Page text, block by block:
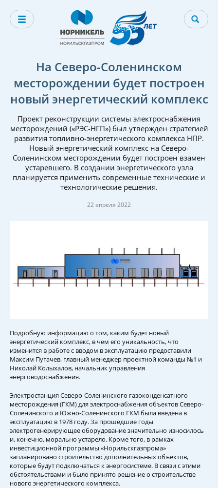
На Северо-Соленинском
месторождении будет построен
новый энергетический комплекс
Проект реконструкции системы электроснабжения
месторождений («РЭС-НГП») был утвержден стратегией
развития топливно-энергетического комплекса НПР.
Новый энергетический комплекс на Северо-
Соленинском месторождении будет построен взамен
устаревшего. В создании энергетического узла
планируется применить современные технические и
технологические решения.
22 апреля 2022
Подробную информацию о том, каким будет новый
энергетический комплекс, в чем его уникальность, что
изменится в работе с вводом в эксплуатацию предоставили
Максим Пугачев, главный менеджер проектной команды №1 и
Николай Колыхалов, начальник управления
энерговодоснабжения.
Электростанция Северо-Соленинского газоконденсатного
месторождения (ГКМ) для электроснабжения объектов Северо-
Соленинского и Южно-Соленинского ГКМ была введена в
эксплуатацию в 1978 году. За прошедшие годы
электрогенерирующее оборудование значительно износилось
и, конечно, морально устарело. Кроме того, в рамках
инвестиционной программы «Норильскгазпрома»
запланировано строительство дополнительных объектов,
которые будут подключаться к энергосистеме. В связи с этими
обстоятельствами и было принято решение о строительстве
нового энергетического комплекса.